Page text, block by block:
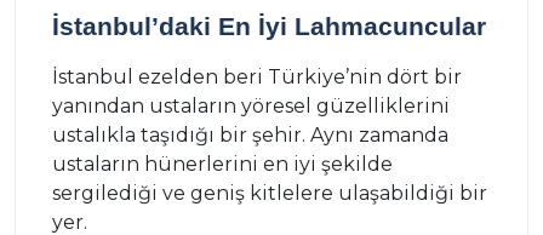
İstanbul’daki En İyi Lahmacuncular
İstanbul ezelden beri Türkiye’nin dört bir
yanından ustaların yöresel güzelliklerini
ustalıkla taşıdığı bir şehir. Aynı zamanda
ustaların hünerlerini en iyi şekilde
sergilediği ve geniş kitlelere ulaşabildiği bir
yer.